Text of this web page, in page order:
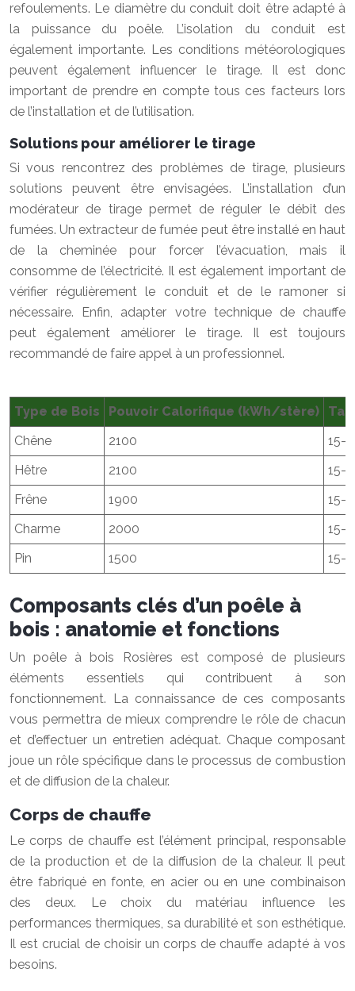
refoulements. Le diamètre du conduit doit être adapté à
la puissance du poêle. L’isolation du conduit est
également importante. Les conditions météorologiques
peuvent également influencer le tirage. Il est donc
important de prendre en compte tous ces facteurs lors
de l’installation et de l’utilisation.
Solutions pour améliorer le tirage
Si vous rencontrez des problèmes de tirage, plusieurs
solutions peuvent être envisagées. L’installation d’un
modérateur de tirage permet de réguler le débit des
fumées. Un extracteur de fumée peut être installé en haut
de la cheminée pour forcer l’évacuation, mais il
consomme de l’électricité. Il est également important de
vérifier régulièrement le conduit et de le ramoner si
nécessaire. Enfin, adapter votre technique de chauffe
peut également améliorer le tirage. Il est toujours
recommandé de faire appel à un professionnel.
Type de Bois Pouvoir Calorifique (kWh/stère)
Chêne
2100
15-
Hêtre
2100
15-
Frêne
1900
15-
Charme
2000
15-
Pin
1500 15-
Composants clés d’un poêle à
bois : anatomie et fonctions
Un poêle à bois Rosières est composé de plusieurs
éléments essentiels qui contribuent à son
fonctionnement. La connaissance de ces composants
vous permettra de mieux comprendre le rôle de chacun
et d’effectuer un entretien adéquat. Chaque composant
joue un rôle spécifique dans le processus de combustion
et de diffusion de la chaleur.
Corps de chauffe
Le corps de chauffe est l’élément principal, responsable
de la production et de la diffusion de la chaleur. Il peut
être fabriqué en fonte, en acier ou en une combinaison
des deux. Le choix du matériau influence les
performances thermiques, sa durabilité et son esthétique.
Il est crucial de choisir un corps de chauffe adapté à vos
besoins.